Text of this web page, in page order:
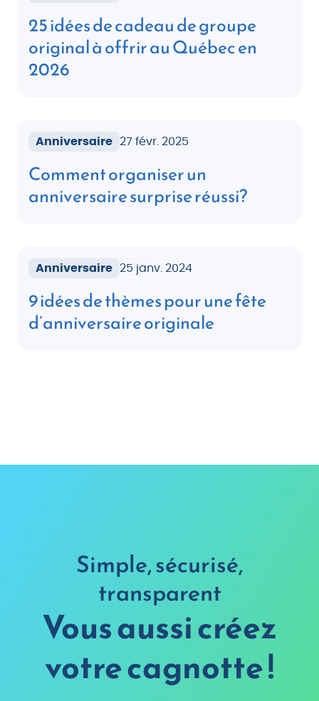
25 idées de cadeau de groupe
original à offrir au Québec en
2026
Anniversaire 27 févr. 2025
Comment organiser un
anniversaire surprise réussi?
Anniversaire 25 janv. 2024
9 idées de thèmes pour une fête
d’anniversaire originale
Simple, sécurisé,
transparent
Vous aussi créez
votre cagnotte !